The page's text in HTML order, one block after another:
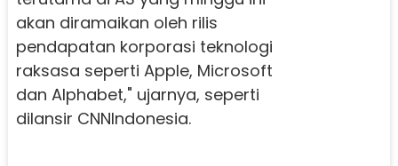
akan diramaikan oleh rilis
pendapatan korporasi teknologi
raksasa seperti Apple, Microsoft
dan Alphabet," ujarnya, seperti
dilansir CNNIndonesia.